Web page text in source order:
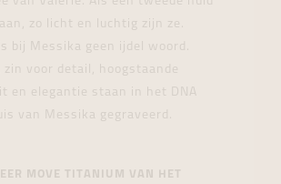
aan, zo licht en luchtig zijn ze.
bij Messika geen ijdel woord.
zin voor detail, hoogstaande
en elegantie staan in het DNA
van Messika gegraveerd.
MOVE TITANIUM VAN HET